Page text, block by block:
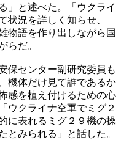
」と述べた。「ウクライ
状況を詳しく知らせ、
物語を作り出しながら国
らだ。
保センター副研究委員も
機体だけ見て誰であるか
感を植え付けるための心
ウクライナ空軍でミグ２
に表れるミグ２９機の操
とみられる」と話した。